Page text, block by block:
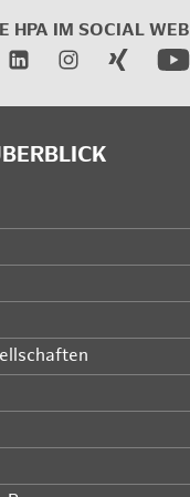
HPA IM SOCIAL WEB